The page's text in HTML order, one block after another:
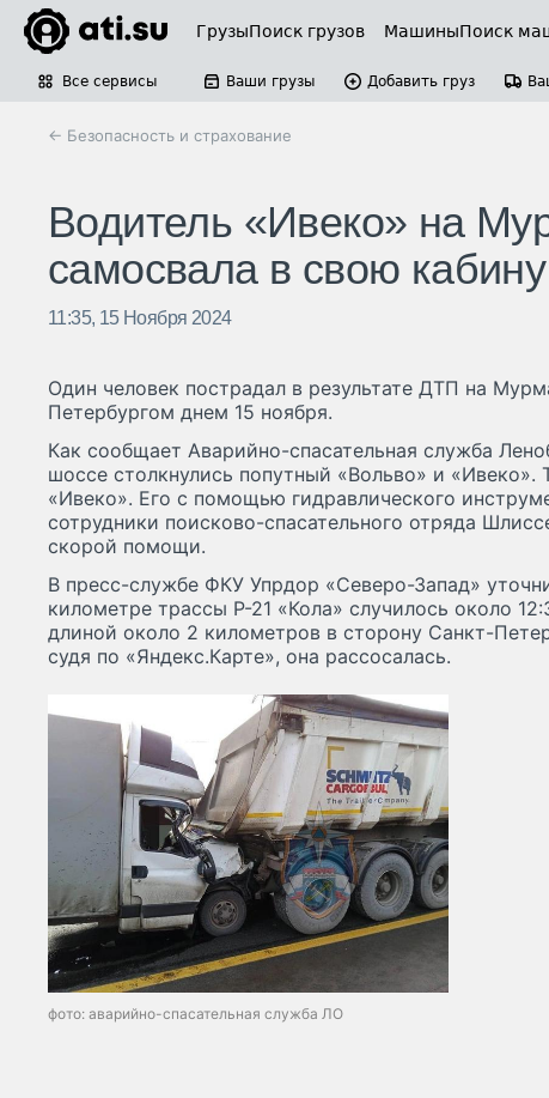
ГрузыПоиск грузов МашиныПоиск
Все сервисы Ваши грузы Добавить груз
← Безопасность и страхование
Водитель «Ивеко» на
самосвала в свою кабину
11:35, 15 Ноября 2024
Один человек пострадал в результате ДТП на
Петербургом днем 15 ноября.
Как сообщает Аварийно-спасательная служба
шоссе столкнулись попутный «Вольво» и «Ивеко».
«Ивеко». Его с помощью гидравлического
сотрудники поисково-спасательного отряда
скорой помощи.
В пресс-службе ФКУ Упрдор «Северо-Запад»
километре трассы Р-21 «Кола» случилось около
длиной около 2 километров в сторону Санкт-
судя по «Яндекс.Карте», она рассосалась.
фото: аварийно-спасательная служба ЛО